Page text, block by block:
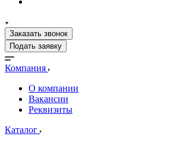
Заказать звонок
Подать заявку
Компания
О компании
Вакансии
Реквизиты
Каталог